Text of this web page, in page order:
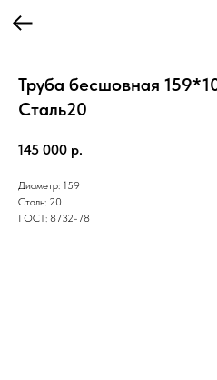
Труба бесшовная
Cталь20
145 000 р.
Диаметр: 159
Сталь: 20
ГОСТ: 8732-78